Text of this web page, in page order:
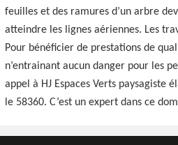
feuilles et des ramures d’un arbre
atteindre les lignes aériennes. Les
Pour bénéficier de prestations de
n’entrainant aucun danger pour les
appel à HJ Espaces Verts paysagiste
le 58360. C’est un expert dans ce